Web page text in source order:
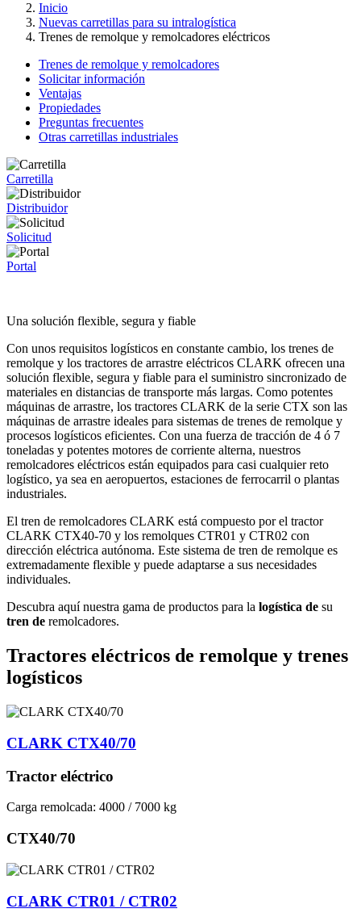
Inicio
Nuevas carretillas para su intralogística
Trenes de remolque y remolcadores eléctricos
Trenes de remolque y remolcadores
Solicitar información
Ventajas
Propiedades
Preguntas frecuentes
Otras carretillas industriales
Carretilla
Distribuidor
Solicitud
Portal
Una solución flexible, segura y fiable
Con unos requisitos logísticos en constante cambio, los trenes de
remolque y los tractores de arrastre eléctricos CLARK ofrecen una
solución flexible, segura y fiable para el suministro sincronizado de
materiales en distancias de transporte más largas. Como potentes
máquinas de arrastre, los tractores CLARK de la serie CTX son las
máquinas de arrastre ideales para sistemas de trenes de remolque y
procesos logísticos eficientes. Con una fuerza de tracción de 4 ó 7
toneladas y potentes motores de corriente alterna, nuestros
remolcadores eléctricos están equipados para casi cualquier reto
logístico, ya sea en aeropuertos, estaciones de ferrocarril o plantas
industriales.
El tren de remolcadores CLARK está compuesto por el tractor
CLARK CTX40-70 y los remolques CTR01 y CTR02 con
dirección eléctrica autónoma. Este sistema de tren de remolque es
extremadamente flexible y puede adaptarse a sus necesidades
individuales.
Descubra aquí nuestra gama de productos para la logística de su
tren de remolcadores.
Tractores eléctricos de remolque y trenes
logísticos
CLARK CTX40/70
Tractor eléctrico
Carga remolcada: 4000 / 7000 kg
CTX40/70
CLARK CTR01 / CTR02